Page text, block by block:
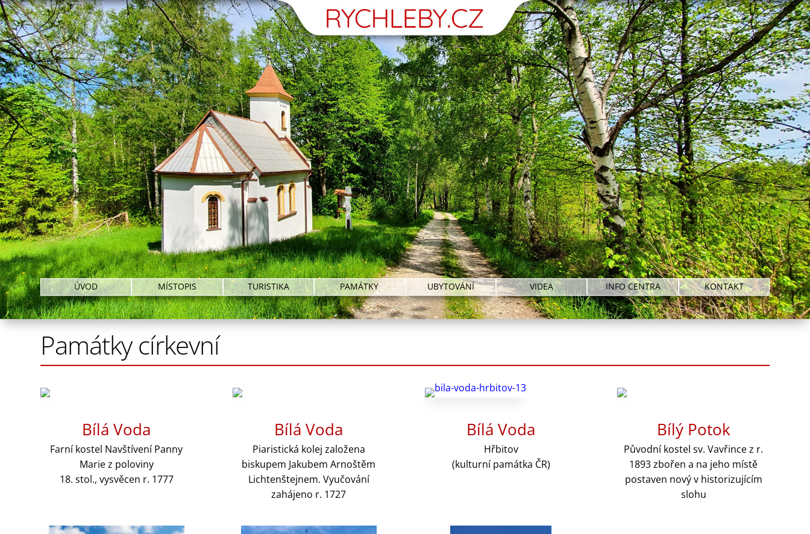
ÚVOD MÍSTOPIS TURISTIKA PAMÁTKY UBYTOVÁNÍ VIDEA INFO CENTRA KONTAKT
Památky církevní
Bílá Voda
Farní kostel Navštívení Panny
Marie z poloviny
18. stol., vysvěcen r. 1777
Bílá Voda
Piaristická kolej založena
biskupem Jakubem Arnoštěm
Lichtenštejnem. Vyučování
zahájeno r. 1727
Bílá Voda
Hřbitov
(kulturní památka ČR)
Bílý Potok
Původní kostel sv. Vavřince z r.
1893 zbořen a na jeho místě
postaven nový v historizujícím
slohu